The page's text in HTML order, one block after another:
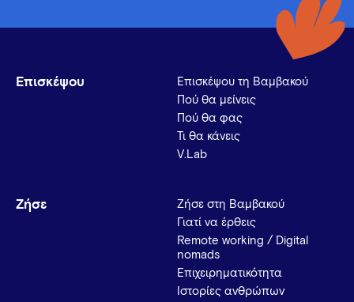
Επισκέψου
Επισκέψου τη Βαμβακού
Πού θα μείνεις
Πού θα φας
Τι θα κάνεις
V.Lab
Ζήσε
Ζήσε στη Βαμβακού
Γιατί να έρθεις
Remote working / Digital
nomads
Επιχειρηματικότητα
Ιστορίες ανθρώπων